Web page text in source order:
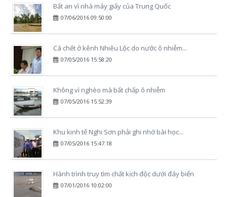
Bất an vì nhà máy giấy của Trung Quốc
07/06/2016 09:50:00
Cá chết ở kênh Nhiêu Lộc do nước ô nhiễm...
07/05/2016 15:58:20
Không vì nghèo mà bất chấp ô nhiễm
07/05/2016 15:52:39
Khu kinh tế Nghi Sơn phải ghi nhớ bài học...
07/05/2016 15:47:18
Hành trình truy tìm chất kịch độc dưới đáy biển
07/01/2016 10:02:00